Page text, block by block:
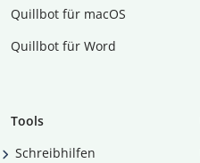
Quillbot für macOS
Quillbot für Word
Tools
Schreibhilfen